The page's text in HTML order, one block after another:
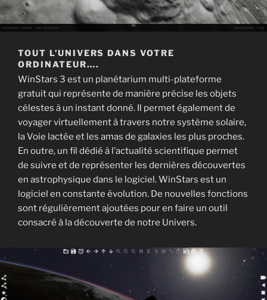
TOUT L’UNIVERS DANS VOTRE
ORDINATEUR….
WinStars 3 est un planétarium multi-plateforme
gratuit qui représente de manière précise les objets
célestes à un instant donné. Il permet également de
voyager virtuellement à travers notre système solaire,
la Voie lactée et les amas de galaxies les plus proches.
En outre, un fil dédié à l’actualité scientifique permet
de suivre et de représenter les dernières découvertes
en astrophysique dans le logiciel. WinStars est un
logiciel en constante évolution. De nouvelles fonctions
sont régulièrement ajoutées pour en faire un outil
consacré à la découverte de notre Univers.